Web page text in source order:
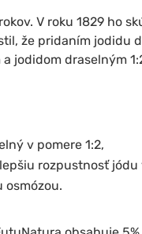
V roku 1829 ho
že pridaním jodidu
jodidom draselným
v pomere 1:2,
rozpustnosť jódu
osmózou.